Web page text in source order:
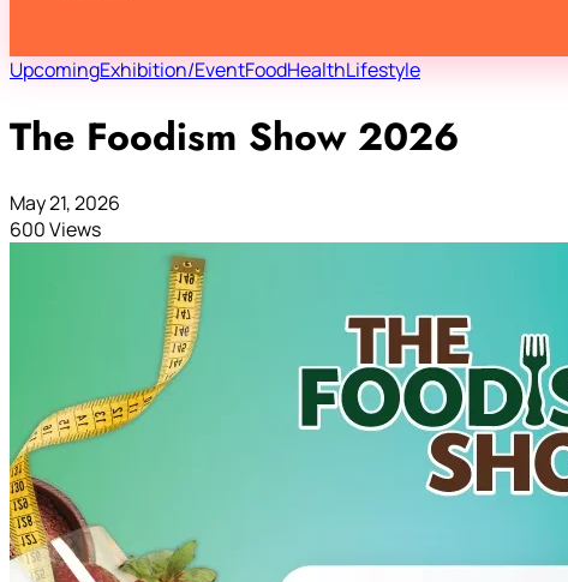
UpcomingExhibition/EventFoodHealthLifestyle
The Foodism Show 2026
May 21, 2026
600 Views